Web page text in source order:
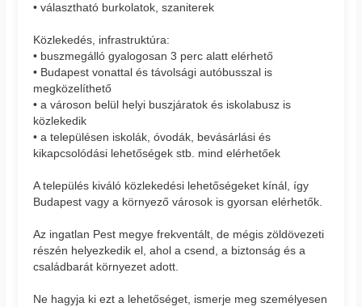
• választható burkolatok, szaniterek
Közlekedés, infrastruktúra:
• buszmegálló gyalogosan 3 perc alatt elérhető
• Budapest vonattal és távolsági autóbusszal is
megközelíthető
• a városon belül helyi buszjáratok és iskolabusz is
közlekedik
• a településen iskolák, óvodák, bevásárlási és
kikapcsolódási lehetőségek stb. mind elérhetőek
A település kiváló közlekedési lehetőségeket kínál, így
Budapest vagy a környező városok is gyorsan elérhetők.
Az ingatlan Pest megye frekventált, de mégis zöldövezeti
részén helyezkedik el, ahol a csend, a biztonság és a
családbarát környezet adott.
Ne hagyja ki ezt a lehetőséget, ismerje meg személyesen